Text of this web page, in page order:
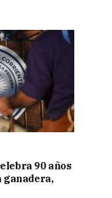
90 años
ganadera,